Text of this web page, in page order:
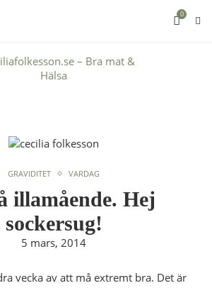
0
GRAVIDITET VARDAG
illamående. Hej
sockersug!
5 mars, 2014
vecka av att må extremt bra. Det är